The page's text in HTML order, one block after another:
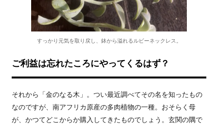
すっかり元気を取り戻し、鉢から溢れるルビーネックレス。
ご利益は忘れたころにやってくるはず？
それから「金のなる木」。つい最近調べてその名を知ったもの
なのですが、南アフリカ原産の多肉植物の一種。おそらく母
が、かつてどこからか購入してきたものでしょう。玄関の隅で